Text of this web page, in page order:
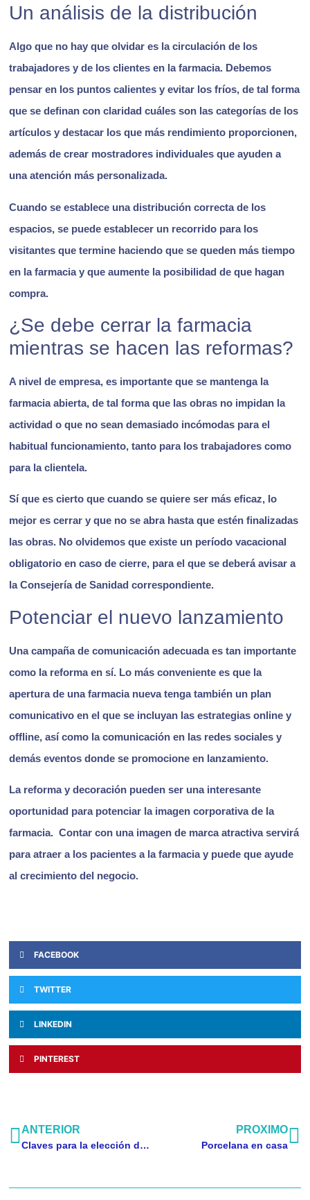
Un análisis de la distribución
Algo que no hay que olvidar es la circulación de los
trabajadores y de los clientes en la farmacia. Debemos
pensar en los puntos calientes y evitar los fríos, de tal forma
que se definan con claridad cuáles son las categorías de los
artículos y destacar los que más rendimiento proporcionen,
además de crear mostradores individuales que ayuden a
una atención más personalizada.
Cuando se establece una distribución correcta de los
espacios, se puede establecer un recorrido para los
visitantes que termine haciendo que se queden más tiempo
en la farmacia y que aumente la posibilidad de que hagan
compra.
¿Se debe cerrar la farmacia
mientras se hacen las reformas?
A nivel de empresa, es importante que se mantenga la
farmacia abierta, de tal forma que las obras no impidan la
actividad o que no sean demasiado incómodas para el
habitual funcionamiento, tanto para los trabajadores como
para la clientela.
Sí que es cierto que cuando se quiere ser más eficaz, lo
mejor es cerrar y que no se abra hasta que estén finalizadas
las obras. No olvidemos que existe un período vacacional
obligatorio en caso de cierre, para el que se deberá avisar a
la Consejería de Sanidad correspondiente.
Potenciar el nuevo lanzamiento
Una campaña de comunicación adecuada es tan importante
como la reforma en sí. Lo más conveniente es que la
apertura de una farmacia nueva tenga también un plan
comunicativo en el que se incluyan las estrategias online y
offline, así como la comunicación en las redes sociales y
demás eventos donde se promocione en lanzamiento.
La reforma y decoración pueden ser una interesante
oportunidad para potenciar la imagen corporativa de la
farmacia. Contar con una imagen de marca atractiva servirá
para atraer a los pacientes a la farmacia y puede que ayude
al crecimiento del negocio.
FACEBOOK
TWITTER
LINKEDIN
PINTEREST
ANTERIOR
Claves para la elección de escuela de kitesurf
PROXIMO
Porcelana en casa